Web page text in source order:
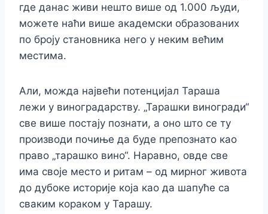
где данас живи нешто више од 1.000 људи,
можете наћи више академски образованих
по броју становника него у неким већим
местима.
Али, можда највећи потенцијал Тараша
лежи у виноградарству. „Тарашки виногради“
све више постају познати, а оно што се ту
производи почиње да буде препознато као
право „тарашко вино“. Наравно, овде све
има своје место и ритам – од мирног живота
до дубоке историје која као да шапуће са
сваким кораком у Тарашу.